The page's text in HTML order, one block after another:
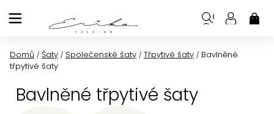
na
Domů / Šaty / Společenské šaty / Třpytivé šaty / Bavlněné
třpytivé šaty
Bavlněné třpytivé šaty